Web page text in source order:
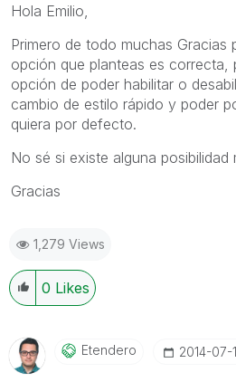
Hola Emilio,
Primero de todo muchas Gracias
opción que planteas es correcta,
opción de poder habilitar o
cambio de estilo rápido y poder
quiera por defecto.
No sé si existe alguna posibilidad
Gracias
1,279 Views
0 Likes
Etendero ‎2014-07-